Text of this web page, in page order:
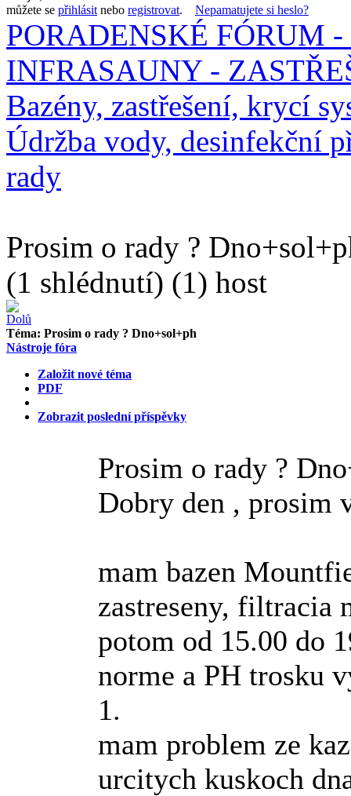
můžete se přihlásit nebo registrovat. Nepamatujete si heslo?
PORADENSKÉ FÓRUM
INFRASAUNY -
Bazény, zastřešení, krycí
Údržba vody, desinfekční
rady
Prosim o rady ?
(1 shlédnutí) (1) host
Téma: Prosim o rady ? Dno+sol+ph
Nástroje fóra
Založit nové téma
PDF
Zobrazit poslední příspěvky
Prosim o rady ?
Dobry den , prosim
mam bazen
zastreseny, filtracia
potom od 15.00 do
norme a PH trosku
1.
mam problem ze
urcitych kuskoch